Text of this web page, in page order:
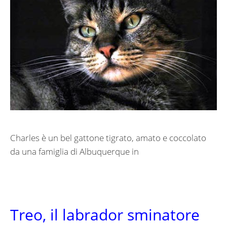
Charles è un bel gattone tigrato, amato e coccolato
da una famiglia di Albuquerque in
Treo, il labrador sminatore